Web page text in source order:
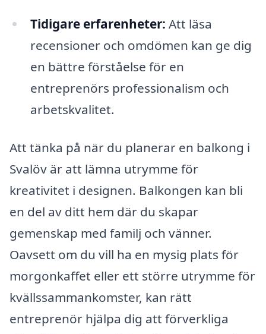
Tidigare erfarenheter: Att läsa
recensioner och omdömen kan ge dig
en bättre förståelse för en
entreprenörs professionalism och
arbetskvalitet.
Att tänka på när du planerar en balkong i
Svalöv är att lämna utrymme för
kreativitet i designen. Balkongen kan bli
en del av ditt hem där du skapar
gemenskap med familj och vänner.
Oavsett om du vill ha en mysig plats för
morgonkaffet eller ett större utrymme för
kvällssammankomster, kan rätt
entreprenör hjälpa dig att förverkliga